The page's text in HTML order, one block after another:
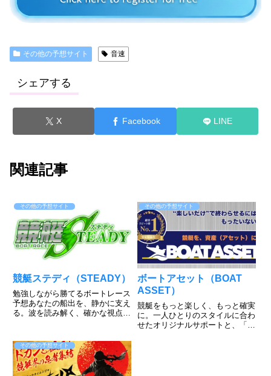
その他の予想サイト 音速
シェアする
X Facebook LINE
関連記事
その他の予想サイト
競艇ステディ（STEADY）
勉強しながら勝てるボートレース
予想あなたの船出を、静かに支え
る。波を読み解く、確かな視点。
行われるレースだからこそ、集中
して楽しめる環境が整っていま
す。安心感が高まれば期待も高ま
る...
その他の予想サイト
ボートアセット（BOAT
ASSET）
競艇をもっと楽しく、もっと確実
に。一人ひとりのスタイルに合わ
せたオリジナルサポートと、「運
その他の予想サイト